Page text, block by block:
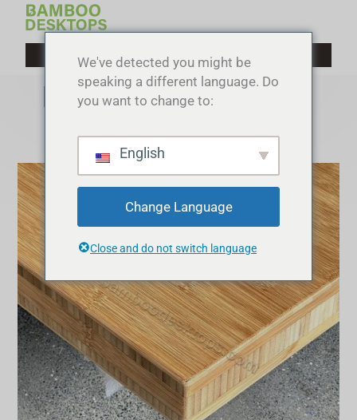
Перейти
содержимому
Продукция
Изготовленные
на
заказ
бамбуковые
столешницы
для
деревообработки
We've detected you might be
speaking a different language. Do
you want to change to:
English
Change Language
Close and do not switch language